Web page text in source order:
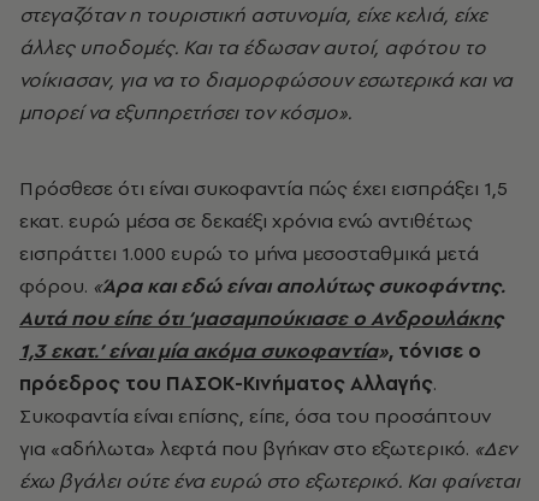
στεγαζόταν η τουριστική αστυνομία, είχε κελιά, είχε
άλλες υποδομές. Και τα έδωσαν αυτοί, αφότου το
νοίκιασαν, για να το διαμορφώσουν εσωτερικά και να
μπορεί να εξυπηρετήσει τον κόσμο».
Πρόσθεσε ότι είναι συκοφαντία πώς έχει εισπράξει 1,5
εκατ. ευρώ μέσα σε δεκαέξι χρόνια ενώ αντιθέτως
εισπράττει 1.000 ευρώ το μήνα μεσοσταθμικά μετά
φόρου. «Άρα και εδώ είναι απολύτως συκοφάντης.
Αυτά που είπε ότι ‘μασαμπούκιασε ο Ανδρουλάκης
1,3 εκατ.’ είναι μία ακόμα συκοφαντία», τόνισε ο
πρόεδρος του ΠΑΣΟΚ-Κινήματος Αλλαγής.
Συκοφαντία είναι επίσης, είπε, όσα του προσάπτουν
για «αδήλωτα» λεφτά που βγήκαν στο εξωτερικό. «Δεν
έχω βγάλει ούτε ένα ευρώ στο εξωτερικό. Και φαίνεται